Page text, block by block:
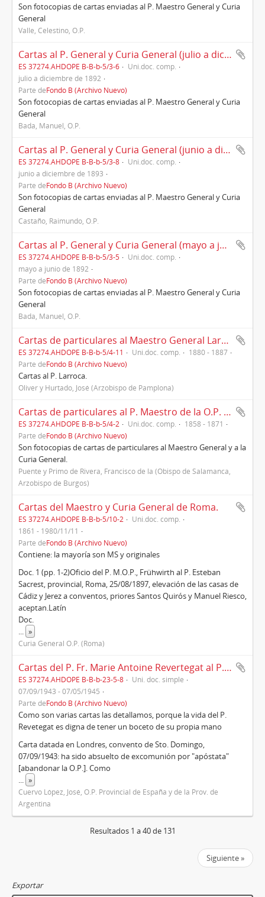
Son fotocopias de cartas enviadas al P. Maestro General y Curia
General
Valle, Celestino, O.P.
Cartas al P. General y Curia General (julio a diciembre de 1892)
ES 37274.AHDOPE B-B-b-5/3-6
Uni.doc. comp.
julio a diciembre de 1892
Parte deFondo B (Archivo Nuevo)
Son fotocopias de cartas enviadas al P. Maestro General y Curia
General
Bada, Manuel, O.P.
Cartas al P. General y Curia General (junio a diciembre de 1893)
ES 37274.AHDOPE B-B-b-5/3-8
Uni.doc. comp.
junio a diciembre de 1893
Parte deFondo B (Archivo Nuevo)
Son fotocopias de cartas enviadas al P. Maestro General y Curia
General
Castaño, Raimundo, O.P.
Cartas al P. General y Curia General (mayo a junio de 1892)
ES 37274.AHDOPE B-B-b-5/3-5
Uni.doc. comp.
mayo a junio de 1892
Parte deFondo B (Archivo Nuevo)
Son fotocopias de cartas enviadas al P. Maestro General y Curia
General
Bada, Manuel, O.P.
Cartas de particulares al Maestro General Larroca (1880-1887)
ES 37274.AHDOPE B-B-b-5/4-11 Uni.doc. comp.
1880 - 1887
Parte deFondo B (Archivo Nuevo)
Cartas al P. Larroca.
Oliver y Hurtado, José (Arzobispo de Pamplona)
Cartas de particulares al P. Maestro de la O.P. y a la Curia General (1856-1871)
ES 37274.AHDOPE B-B-b-5/4-2 Uni.doc. comp.
1858 - 1871
Parte deFondo B (Archivo Nuevo)
Son fotocopias de cartas de particulares al Maestro General y a la
Curia General.
Puente y Primo de Rivera, Francisco de la (Obispo de Salamanca,
Arzobispo de Burgos)
Cartas del Maestro y Curia General de Roma.
ES 37274.AHDOPE B-B-b-5/10-2
Uni.doc. comp.
1861 - 1980/11/11
Parte deFondo B (Archivo Nuevo)
Contiene: la mayoría son MS y originales
Doc. 1 (pp. 1-2)Oficio del P. M.O.P., Frühwirth al P. Esteban
Sacrest, provincial, Roma, 25/08/1897, elevación de las casas de
Cádiz y Jerez a conventos, priores Santos Quirós y Manuel Riesco,
aceptan.Latín
Doc.
... »
Curia General O.P. (Roma)
Cartas del P. Fr. Marie Antoine Revertegat al P. José Cuervo López, provincial (1943-1945)
ES 37274.AHDOPE B-B-b-23-5-8
Uni. doc. simple
07/09/1943 - 07/05/1945
Parte deFondo B (Archivo Nuevo)
Como son varias cartas las detallamos, porque la vida del P.
Revetegat es digna de tener un boceto de su propia mano
Carta datada en Londres, convento de Sto. Domingo,
07/09/1943: ha sido absuelto de excomunión por "apóstata"
[abandonar la O.P.]. Como
... »
Cuervo López, José, O.P. Provincial de España y de la Prov. de
Argentina
Resultados 1 a 40 de 131
Siguiente »
Exportar